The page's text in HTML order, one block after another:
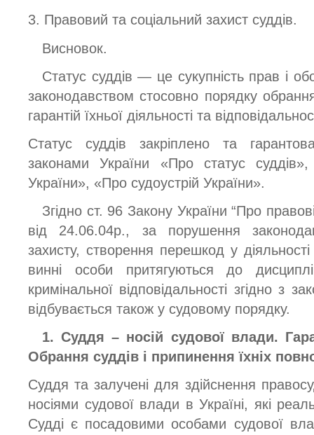
3. Правовий та соціальний захист суддів.
Висновок.
Статус суддів — це сукупність прав і
законодавством стосовно порядку
гарантій їхньої діяльності та
Статус суддів закріплено та
законами України «Про статус
України», «Про судоустрій України».
Згідно ст. 96 Закону України “Про
від 24.06.04р., за порушення
захисту, створення перешкод у
винні особи притягуються до
кримінальної відповідальності згідно з
відбувається також у судовому порядку.
1. Суддя – носій судової влади.
Обрання суддів і припинення їхніх
Суддя та залучені для здійснення
носіями судової влади в Україні, які
Судді є посадовими особами судової